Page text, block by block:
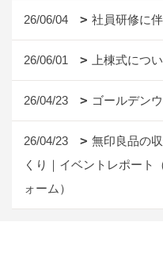
26/06/04 社員研修に
26/06/01 上棟式につ
26/04/23 ゴールデン
26/04/23
無印良品の
くり｜イベントレポート
ォーム）